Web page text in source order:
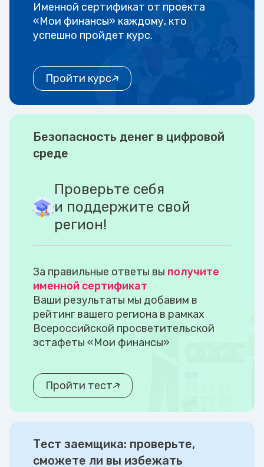
Именной сертификат от проекта
«Мои финансы» каждому, кто
успешно пройдет курс.
Пройти курс
Безопасность денег в цифровой
среде
Проверьте себя
и поддержите свой
регион!
За правильные ответы вы получите
именной сертификат
Ваши результаты мы добавим в
рейтинг вашего региона в рамках
Всероссийской просветительской
эстафеты «Мои финансы»
Пройти тест
Тест заемщика: проверьте,
сможете ли вы избежать